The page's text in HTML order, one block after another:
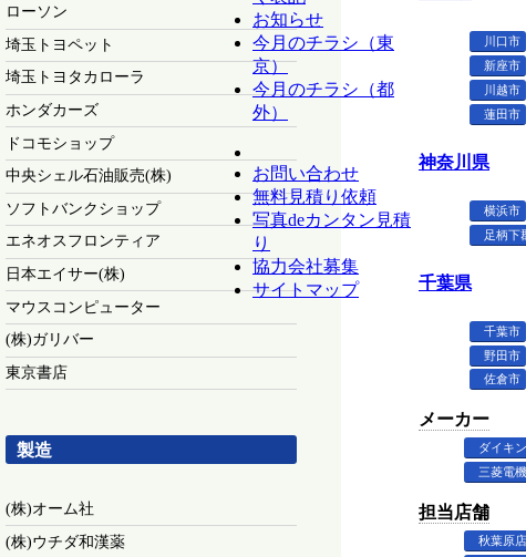
ローソン
埼玉トヨペット
埼玉トヨタカローラ
ホンダカーズ
ドコモショップ
中央シェル石油販売(株)
ソフトバンクショップ
エネオスフロンティア
日本エイサー(株)
マウスコンピューター
(株)ガリバー
東京書店
製造
(株)オーム社
(株)ウチダ和漢薬
川口市
新座市
川越市
蓮田市
神奈川県
横浜市
足柄下
千葉県
千葉市
野田市
佐倉市
メーカー
ダイキン
三菱電機
担当店舗
秋葉原店
お知らせ
今月のチラシ（東
京）
今月のチラシ（都
外）
お問い合わせ
無料見積り依頼
写真deカンタン見積
り
協力会社募集
サイトマップ